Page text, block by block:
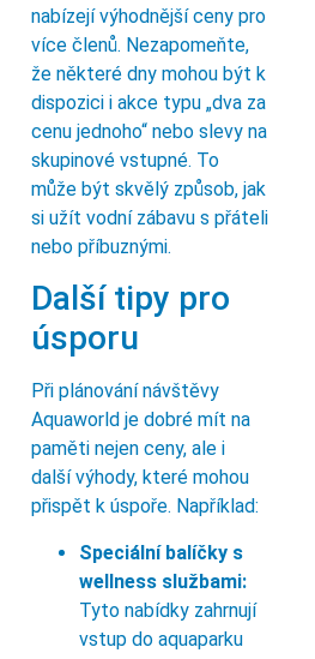
nabízejí výhodnější ceny pro
více členů. Nezapomeňte,
že některé dny mohou být k
dispozici i akce typu „dva za
cenu jednoho“ nebo slevy na
skupinové vstupné. To
může být skvělý způsob, jak
si užít vodní zábavu s přáteli
nebo příbuznými.
Další tipy pro
úsporu
Při plánování návštěvy
Aquaworld je dobré mít na
paměti nejen ceny, ale i
další výhody, které mohou
přispět k úspoře. Například:
Speciální balíčky s
wellness službami:
Tyto nabídky zahrnují
vstup do aquaparku